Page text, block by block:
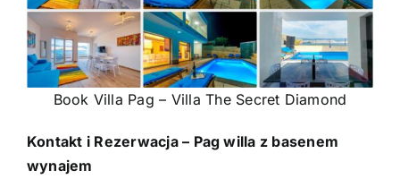
Book Villa Pag – Villa The Secret Diamond
Kontakt i Rezerwacja – Pag willa z basenem
wynajem